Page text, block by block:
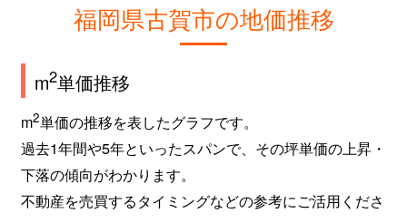
福岡県古賀市の地価推移
m2単価推移
m2単価の推移を表したグラフです。
過去1年間や5年といったスパンで、その坪単価の上昇・
下落の傾向がわかります。
不動産を売買するタイミングなどの参考にご活用くださ